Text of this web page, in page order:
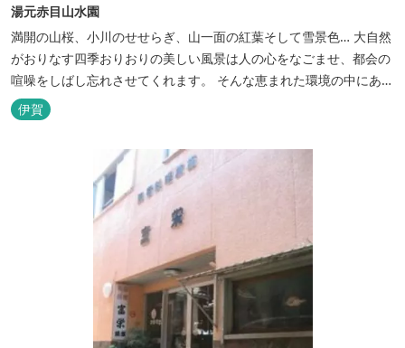
湯元赤目山水園
満開の山桜、小川のせせらぎ、山一面の紅葉そして雪景色… 大自然
がおりなす四季おりおりの美しい風景は人の心をなごませ、都会の
喧噪をしばし忘れさせてくれます。 そんな恵まれた環境の中にあ
る、純和風造りの閑静なたたずまい …それが赤目山水園です。 ま
た、赤目山水園の園内からこんこんと湧き出る天然温泉「赤目温泉
山の湯」は、肌にやさしい美人と健康の湯として大勢のお客様に喜
んでいただいておりま...
伊賀